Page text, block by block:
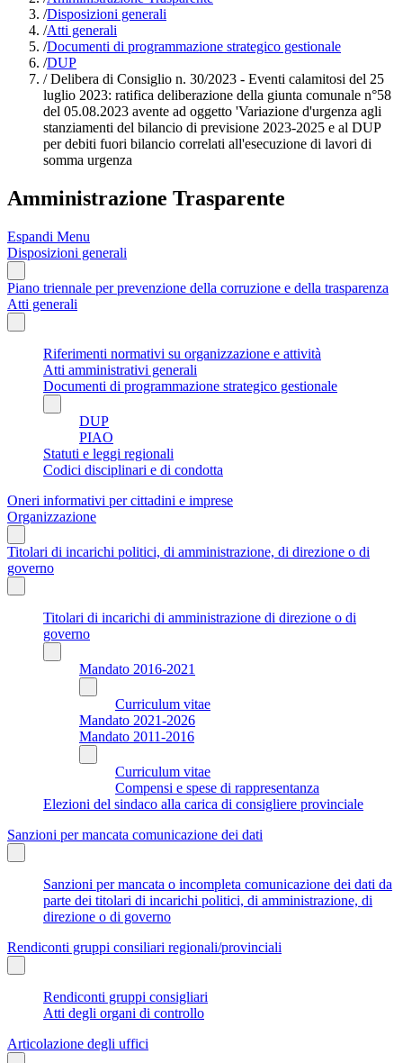
/Disposizioni generali
/Atti generali
/Documenti di programmazione strategico gestionale
/DUP
/Delibera di Consiglio n. 30/2023 - Eventi calamitosi del 25
luglio 2023: ratifica deliberazione della giunta comunale n°58
del 05.08.2023 avente ad oggetto 'Variazione d'urgenza agli
stanziamenti del bilancio di previsione 2023-2025 e al DUP
per debiti fuori bilancio correlati all'esecuzione di lavori di
somma urgenza
Amministrazione Trasparente
Espandi Menu
Disposizioni generali
Piano triennale per prevenzione della corruzione e della trasparenza
Atti generali
Riferimenti normativi su organizzazione e attività
Atti amministrativi generali
Documenti di programmazione strategico gestionale
DUP
PIAO
Statuti e leggi regionali
Codici disciplinari e di condotta
Oneri informativi per cittadini e imprese
Organizzazione
Titolari di incarichi politici, di amministrazione, di direzione o di
governo
Titolari di incarichi di amministrazione di direzione o di
governo
Mandato 2016-2021
Curriculum vitae
Mandato 2021-2026
Mandato 2011-2016
Curriculum vitae
Compensi e spese di rappresentanza
Elezioni del sindaco alla carica di consigliere provinciale
Sanzioni per mancata comunicazione dei dati
Sanzioni per mancata o incompleta comunicazione dei dati da
parte dei titolari di incarichi politici, di amministrazione, di
direzione o di governo
Rendiconti gruppi consiliari regionali/provinciali
Rendiconti gruppi consigliari
Atti degli organi di controllo
Articolazione degli uffici